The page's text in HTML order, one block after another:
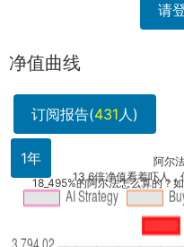
请
净值曲线
订阅报告(431人)
1年
18_495%的阿尔法怎么算的？如果
13.6倍净值看着吓人，但回
阿尔法收